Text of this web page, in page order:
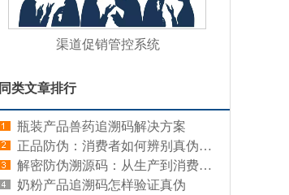
渠道促销管控系统
同类文章排行
瓶装产品兽药追溯码解决方案
正品防伪：消费者如何辨别真伪，保护自身权益
解密防伪溯源码：从生产到消费的全链条追溯
奶粉产品追溯码怎样验证真伪